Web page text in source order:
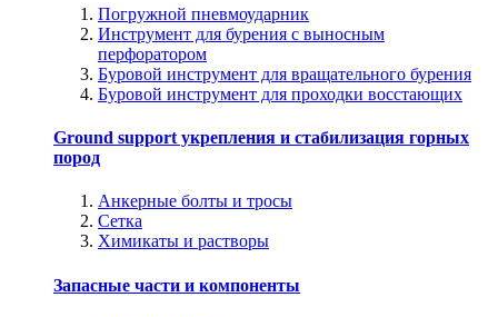
Погружной пневмоударник
Инструмент для бурения с выносным
перфоратором
Буровой инструмент для вращательного бурения
Буровой инструмент для проходки восстающих
Ground support укрепления и стабилизация горных
пород
Анкерные болты и тросы
Сетка
Химикаты и растворы
Запасные части и компоненты